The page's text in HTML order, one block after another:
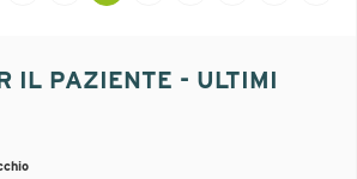
IL PAZIENTE - ULTIMI